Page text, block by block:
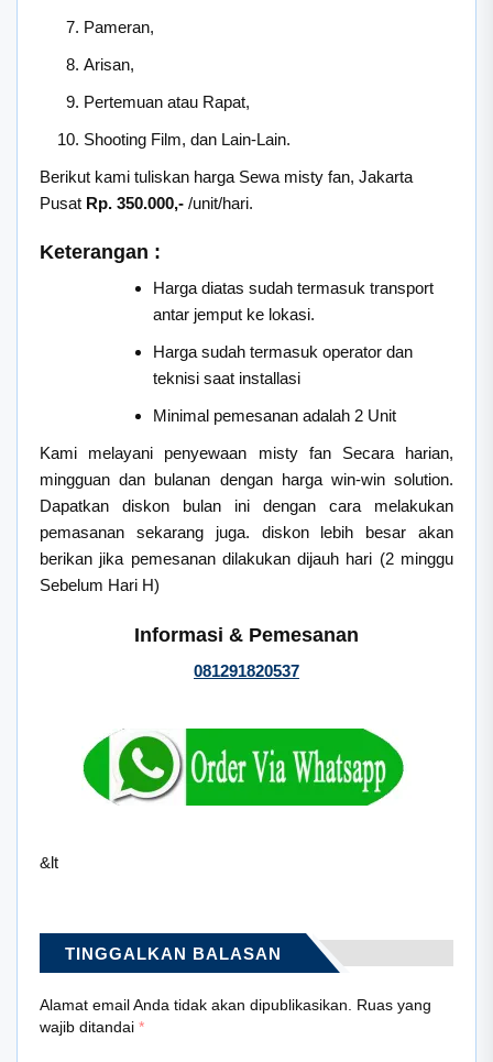
Pameran,
Arisan,
Pertemuan atau Rapat,
Shooting Film, dan Lain-Lain.
Berikut kami tuliskan harga Sewa misty fan, Jakarta
Pusat Rp. 350.000,- /unit/hari.
Keterangan :
Harga diatas sudah termasuk transport
antar jemput ke lokasi.
Harga sudah termasuk operator dan
teknisi saat installasi
Minimal pemesanan adalah 2 Unit
Kami melayani penyewaan misty fan Secara harian,
mingguan dan bulanan dengan harga win-win solution.
Dapatkan diskon bulan ini dengan cara melakukan
pemasanan sekarang juga. diskon lebih besar akan
berikan jika pemesanan dilakukan dijauh hari (2 minggu
Sebelum Hari H)
Informasi & Pemesanan
081291820537
&lt
TINGGALKAN BALASAN
Alamat email Anda tidak akan dipublikasikan. Ruas yang
wajib ditandai *